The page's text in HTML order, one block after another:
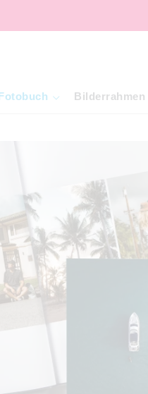
Bilderrahmen